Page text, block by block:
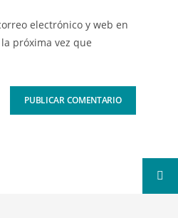
electrónico y web en
próxima vez que